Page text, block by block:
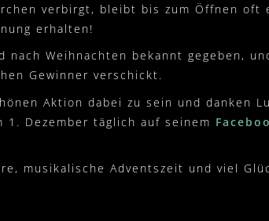
verbirgt, bleibt bis zum Öffnen oft
erhalten!
Weihnachten bekannt gegeben,
Gewinner verschickt.
Aktion dabei zu sein und danken
1. Dezember täglich auf seinem
musikalische Adventszeit und viel